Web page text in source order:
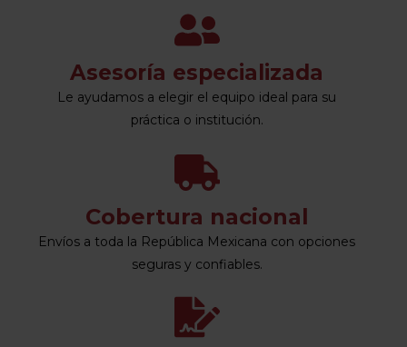
Asesoría especializada
Le ayudamos a elegir el equipo ideal para su
práctica o institución.
Cobertura nacional
Envíos a toda la República Mexicana con opciones
seguras y confiables.